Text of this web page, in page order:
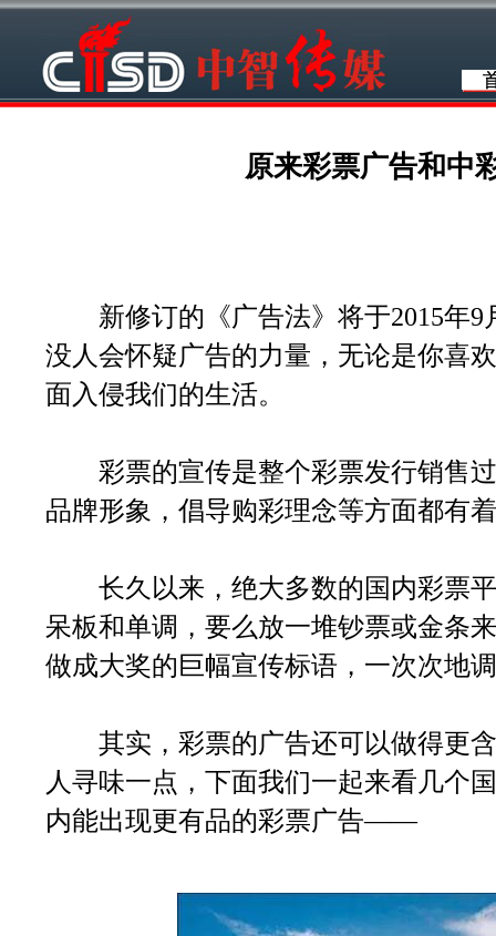
原来彩票广告和中
新修订的《广告法》将于2015年9
没人会怀疑广告的力量，无论是你喜
面入侵我们的生活。
彩票的宣传是整个彩票发行销售过
品牌形象，倡导购彩理念等方面都有
长久以来，绝大多数的国内彩票平
呆板和单调，要么放一堆钞票或金条
做成大奖的巨幅宣传标语，一次次地
其实，彩票的广告还可以做得更含
人寻味一点，下面我们一起来看几个
内能出现更有品的彩票广告——